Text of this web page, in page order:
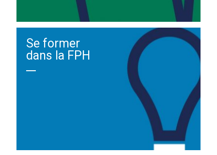
Se former
dans la FPH